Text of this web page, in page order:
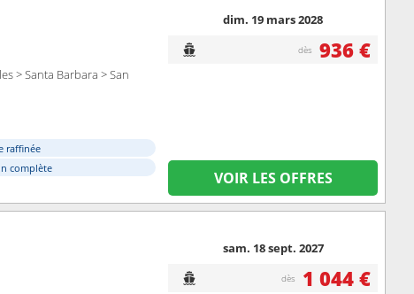
> Santa Barbara > San
raffinée
complète
dim. 19 mars 2028
dès 936 €
VOIR LES OFFRES
sam. 18 sept. 2027
dès 1 044 €